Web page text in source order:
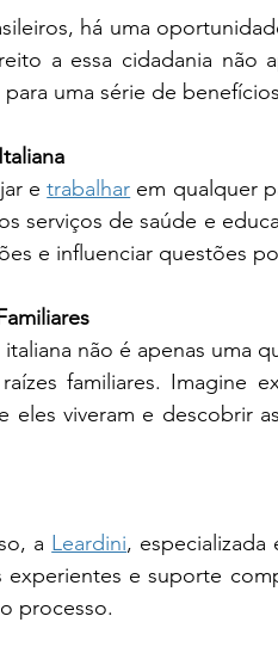
há uma
a essa cidadania não
uma série de
e trabalhar em qualquer
serviços de saúde e
e influenciar questões
não é apenas uma
familiares. Imagine
eles viveram e descobrir
a Leardini, especializada
experientes e suporte
processo.